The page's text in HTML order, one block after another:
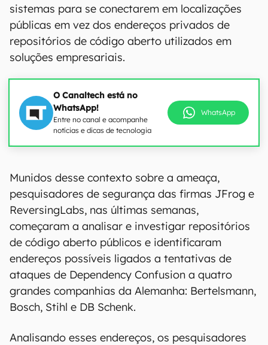
sistemas para se conectarem em localizações
públicas em vez dos endereços privados de
repositórios de código aberto utilizados em
soluções empresariais.
O Canaltech está no
WhatsApp!
Entre no canal e acompanhe
notícias e dicas de tecnologia
WhatsApp
Munidos desse contexto sobre a ameaça,
pesquisadores de segurança das firmas JFrog e
ReversingLabs, nas últimas semanas,
começaram a analisar e investigar repositórios
de código aberto públicos e identificaram
endereços possíveis ligados a tentativas de
ataques de Dependency Confusion a quatro
grandes companhias da Alemanha: Bertelsmann,
Bosch, Stihl e DB Schenk.
Analisando esses endereços, os pesquisadores